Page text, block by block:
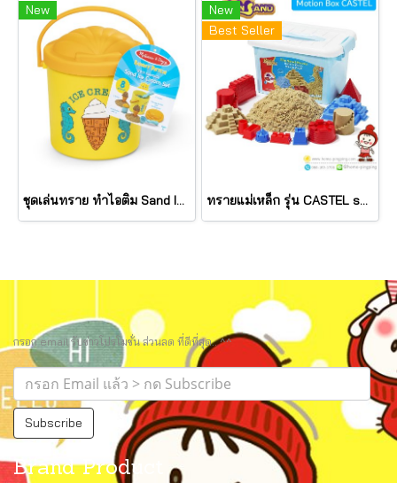
New
ชุดเล่นทราย ทำไอติม Sand Ice Cream Set รุ่น 6433 ยี่ห้อ Melissa & Doug
New
Best Seller
ทรายแม่เหล็ก รุ่น CASTEL set ปราสาท กล่องพลาสติกฟ้า (ทรายธรรมชาติ 1000g+Blo10) ยี่ห้อ Motion Sand
กรอก email รับข่าวโปรโมชั่น ส่วนลด ที่ดีที่สุด.. ^^
Subscribe
Brand Product